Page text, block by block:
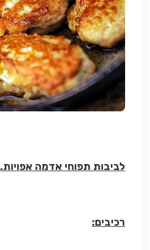
לביבות תפוחי אדמה אפויות.
רכיבים: